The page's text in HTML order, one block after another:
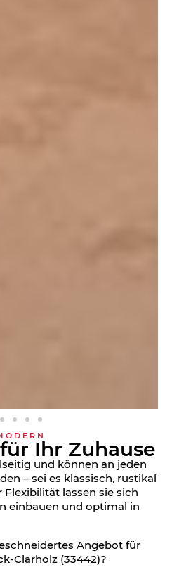
Ihr Zuhause
und können an jeden
– sei es klassisch, rustikal
lassen sie sich
einbauen und optimal in
Angebot für
Clarholz (33442)?